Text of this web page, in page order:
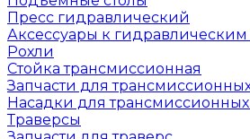
Пресс гидравлический
Аксессуары к гидравлическим
Рохли
Стойка трансмиссионная
Запчасти для
Насадки для трансмиссионных
Траверсы